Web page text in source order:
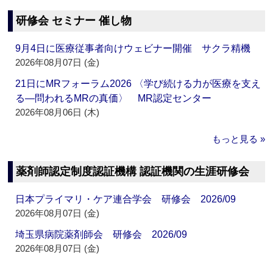
研修会 セミナー 催し物
9月4日に医療従事者向けウェビナー開催 サクラ精機
2026年08月07日 (金)
21日にMRフォーラム2026 〈学び続ける力が医療を支え
る―問われるMRの真価〉 MR認定センター
2026年08月06日 (木)
もっと見る »
薬剤師認定制度認証機構 認証機関の生涯研修会
日本プライマリ・ケア連合学会 研修会 2026/09
2026年08月07日 (金)
埼玉県病院薬剤師会 研修会 2026/09
2026年08月07日 (金)